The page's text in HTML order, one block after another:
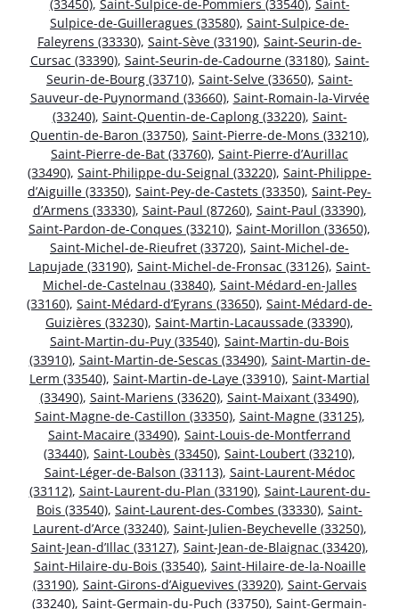
(33450), Saint-Sulpice-de-Pommiers (33540), Saint-
Sulpice-de-Guilleragues (33580), Saint-Sulpice-de-
Faleyrens (33330), Saint-Sève (33190), Saint-Seurin-de-
Cursac (33390), Saint-Seurin-de-Cadourne (33180), Saint-
Seurin-de-Bourg (33710), Saint-Selve (33650), Saint-
Sauveur-de-Puynormand (33660), Saint-Romain-la-Virvée
(33240), Saint-Quentin-de-Caplong (33220), Saint-
Quentin-de-Baron (33750), Saint-Pierre-de-Mons (33210),
Saint-Pierre-de-Bat (33760), Saint-Pierre-d’Aurillac
(33490), Saint-Philippe-du-Seignal (33220), Saint-Philippe-
d’Aiguille (33350), Saint-Pey-de-Castets (33350), Saint-Pey-
d’Armens (33330), Saint-Paul (87260), Saint-Paul (33390),
Saint-Pardon-de-Conques (33210), Saint-Morillon (33650),
Saint-Michel-de-Rieufret (33720), Saint-Michel-de-
Lapujade (33190), Saint-Michel-de-Fronsac (33126), Saint-
Michel-de-Castelnau (33840), Saint-Médard-en-Jalles
(33160), Saint-Médard-d’Eyrans (33650), Saint-Médard-de-
Guizières (33230), Saint-Martin-Lacaussade (33390),
Saint-Martin-du-Puy (33540), Saint-Martin-du-Bois
(33910), Saint-Martin-de-Sescas (33490), Saint-Martin-de-
Lerm (33540), Saint-Martin-de-Laye (33910), Saint-Martial
(33490), Saint-Mariens (33620), Saint-Maixant (33490),
Saint-Magne-de-Castillon (33350), Saint-Magne (33125),
Saint-Macaire (33490), Saint-Louis-de-Montferrand
(33440), Saint-Loubès (33450), Saint-Loubert (33210),
Saint-Léger-de-Balson (33113), Saint-Laurent-Médoc
(33112), Saint-Laurent-du-Plan (33190), Saint-Laurent-du-
Bois (33540), Saint-Laurent-des-Combes (33330), Saint-
Laurent-d’Arce (33240), Saint-Julien-Beychevelle (33250),
Saint-Jean-d’Illac (33127), Saint-Jean-de-Blaignac (33420),
Saint-Hilaire-du-Bois (33540), Saint-Hilaire-de-la-Noaille
(33190), Saint-Girons-d’Aiguevives (33920), Saint-Gervais
(33240), Saint-Germain-du-Puch (33750), Saint-Germain-